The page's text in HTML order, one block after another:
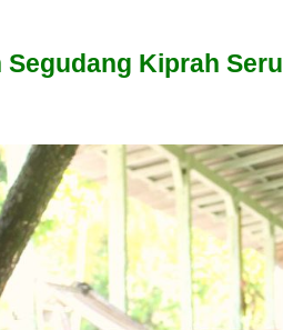
Kiprah Seru